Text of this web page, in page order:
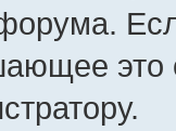
это